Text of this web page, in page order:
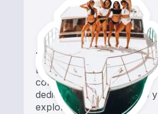
Tours
Explora las aguas locales
con un alquiler de barco
dedicado a hacer turismo y
exploración.